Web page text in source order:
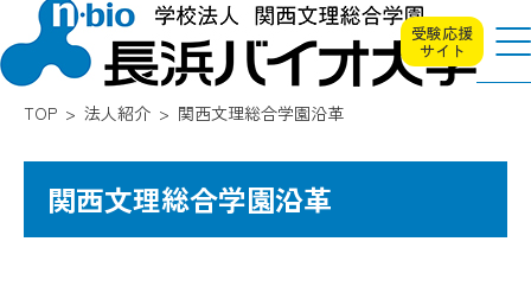
受験応援
サイト
TOP 法人紹介 関西文理総合学園沿革
関西文理総合学園沿革